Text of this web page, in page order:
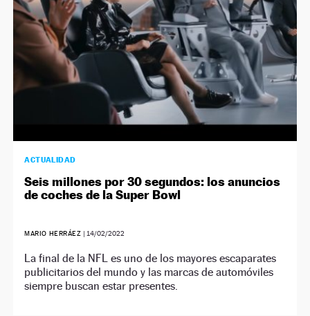
ACTUALIDAD
Seis millones por 30 segundos: los anuncios
de coches de la Super Bowl
MARIO HERRÁEZ | 14/02/2022
La final de la NFL es uno de los mayores escaparates
publicitarios del mundo y las marcas de automóviles
siempre buscan estar presentes.